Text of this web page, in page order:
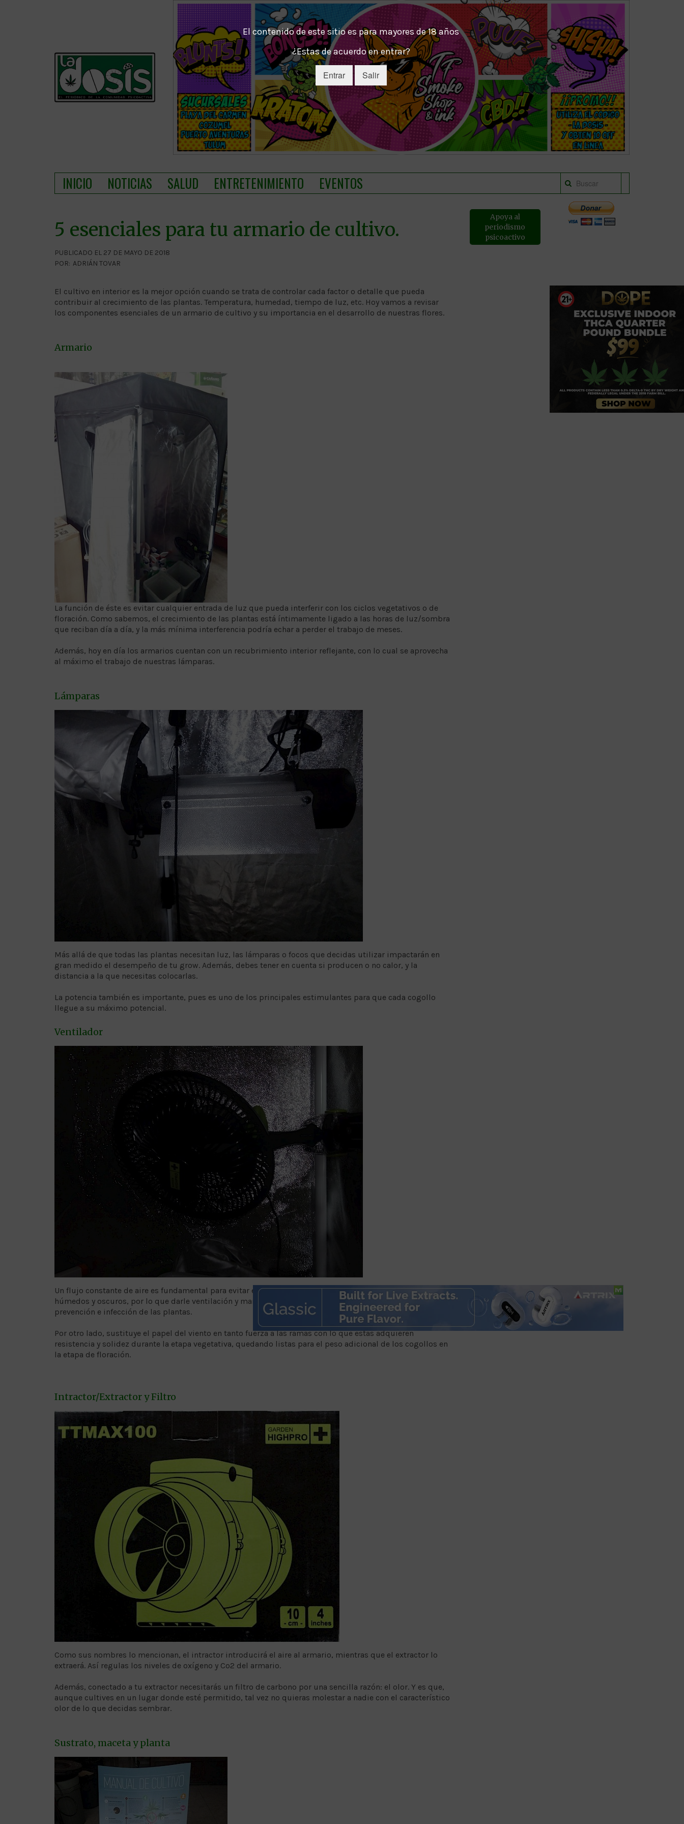
El contenido de este sitio es para mayores de 18 años
¿Estas de acuerdo en entrar?
Entrar Salir
INICIO NOTICIAS SALUD ENTRETENIMIENTO EVENTOS
5 esenciales para tu armario de cultivo.
PUBLICADO EL 27 DE MAYO DE 2018
POR: ADRIÁN TOVAR
El cultivo en interior es la mejor opción cuando se trata de controlar cada factor o detalle que pueda
contribuir al crecimiento de las plantas. Temperatura, humedad, tiempo de luz, etc. Hoy vamos a revisar
los componentes esenciales de un armario de cultivo y su importancia en el desarrollo de nuestras flores.
Armario
La función de éste es evitar cualquier entrada de luz que pueda interferir con los ciclos vegetativos o de
floración. Como sabemos, el crecimiento de las plantas está íntimamente ligado a las horas de luz/sombra
que reciban día a día, y la más mínima interferencia podría echar a perder el trabajo de meses.
Además, hoy en día los armarios cuentan con un recubrimiento interior reflejante, con lo cual se aprovecha
al máximo el trabajo de nuestras lámparas.
Lámparas
Más allá de que todas las plantas necesitan luz, las lámparas o focos que decidas utilizar impactarán en
gran medido el desempeño de tu grow. Además, debes tener en cuenta si producen o no calor, y la
distancia a la que necesitas colocarlas.
La potencia también es importante, pues es uno de los principales estimulantes para que cada cogollo
llegue a su máximo potencial.
Ventilador
Un flujo constante de aire es fundamental para evitar el crecimiento de hongos. Estos prefieren los lugares
húmedos y oscuros, por lo que darle ventilación y mantener el aire en circulación es el primer paso en la
prevención e infección de las plantas.
Por otro lado, sustituye el papel del viento en tanto fuerza a las ramas con lo que estas adquieren
resistencia y solidez durante la etapa vegetativa, quedando listas para el peso adicional de los cogollos en
la etapa de floración.
Intractor/Extractor y Filtro
Como sus nombres lo mencionan, el intractor introducirá el aire al armario, mientras que el extractor lo
extraerá. Así regulas los niveles de oxígeno y Co2 del armario.
Además, conectado a tu extractor necesitarás un filtro de carbono por una sencilla razón: el olor. Y es que,
aunque cultives en un lugar donde esté permitido, tal vez no quieras molestar a nadie con el característico
olor de lo que decidas sembrar.
Sustrato, maceta y planta
Apoya al
periodismo
psicoactivo